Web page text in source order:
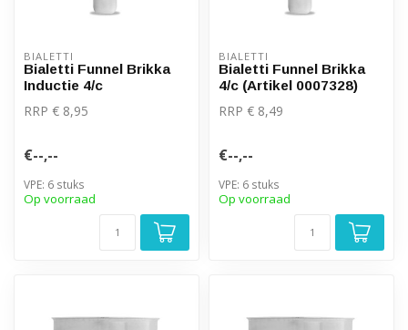
BIALETTI
Bialetti Funnel Brikka
Inductie 4/c
RRP € 8,95
€--,--
VPE: 6 stuks
Op voorraad
BIALETTI
Bialetti Funnel Brikka
4/c (Artikel 0007328)
RRP € 8,49
€--,--
VPE: 6 stuks
Op voorraad